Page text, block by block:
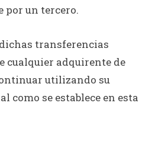
por un tercero.
transferencias
cualquier adquirente de
utilizando su
como se establece en esta